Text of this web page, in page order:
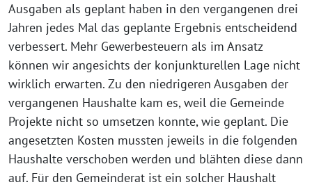
Ausgaben als geplant haben in den vergangenen drei
Jahren jedes Mal das geplante Ergebnis entscheidend
verbessert. Mehr Gewerbesteuern als im Ansatz
können wir angesichts der konjunkturellen Lage nicht
wirklich erwarten. Zu den niedrigeren Ausgaben der
vergangenen Haushalte kam es, weil die Gemeinde
Projekte nicht so umsetzen konnte, wie geplant. Die
angesetzten Kosten mussten jeweils in die folgenden
Haushalte verschoben werden und blähten diese dann
auf. Für den Gemeinderat ist ein solcher Haushalt